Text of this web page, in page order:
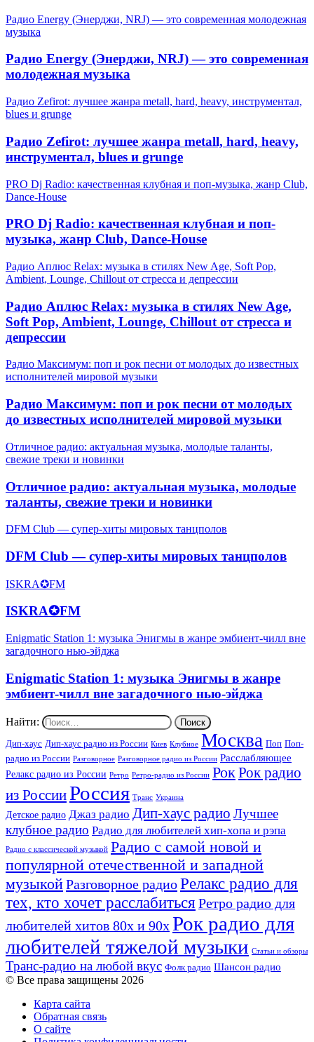
Радио Energy (Энерджи, NRJ) — это современная молодежная
музыка
Радио Energy (Энерджи, NRJ) — это современная
молодежная музыка
Радио Zefirot: лучшее жанра metall, hard, heavy, инструментал,
blues и grunge
Радио Zefirot: лучшее жанра metall, hard, heavy,
инструментал, blues и grunge
PRO Dj Radio: качественная клубная и поп-музыка, жанр Club,
Dance-House
PRO Dj Radio: качественная клубная и поп-
музыка, жанр Club, Dance-House
Радио Аплюс Relax: музыка в стилях New Age, Soft Pop,
Ambient, Lounge, Chillout от стресса и депрессии
Радио Аплюс Relax: музыка в стилях New Age,
Soft Pop, Ambient, Lounge, Chillout от стресса и
депрессии
Радио Максимум: поп и рок песни от молодых до известных
исполнителей мировой музыки
Радио Максимум: поп и рок песни от молодых
до известных исполнителей мировой музыки
Отличное радио: актуальная музыка, молодые таланты,
свежие треки и новинки
Отличное радио: актуальная музыка, молодые
таланты, свежие треки и новинки
DFM Club — супер-хиты мировых танцполов
DFM Club — супер-хиты мировых танцполов
ISKRA✪FM
ISKRA✪FM
Enigmatic Station 1: музыка Энигмы в жанре эмбиент-чилл вне
загадочного нью-эйджа
Enigmatic Station 1: музыка Энигмы в жанре
эмбиент-чилл вне загадочного нью-эйджа
Найти:
Дип-хаус Дип-хаус радио из России Киев Клубное Москва Поп Поп-
радио из России Разговорное Разговорное радио из России Расслабляющее
Релакс радио из России Ретро Ретро-радио из России Рок Рок радио
из РоссииРоссия Транс Украина
Детское радио Джаз радио Дип-хаус радио Лучшее
клубное радио Радио для любителей хип-хопа и рэпа
Радио с классической музыкой Радио с самой новой и
популярной отечественной и западной
музыкойРазговорное радиоРелакс радио для
тех, кто хочет расслабиться Ретро радио для
любителей хитов 80х и 90хРок радио для
любителей тяжелой музыки Статьи и обзоры
Транс-радио на любой вкус Фолк радио Шансон радио
© Все права защищены 2026
Карта сайта
Обратная связь
О сайте